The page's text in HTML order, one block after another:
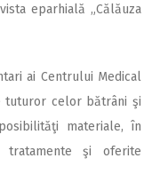
eparhială „Călăuza
ai Centrului Medical
tuturor celor bătrâni şi
materiale, în
şi oferite